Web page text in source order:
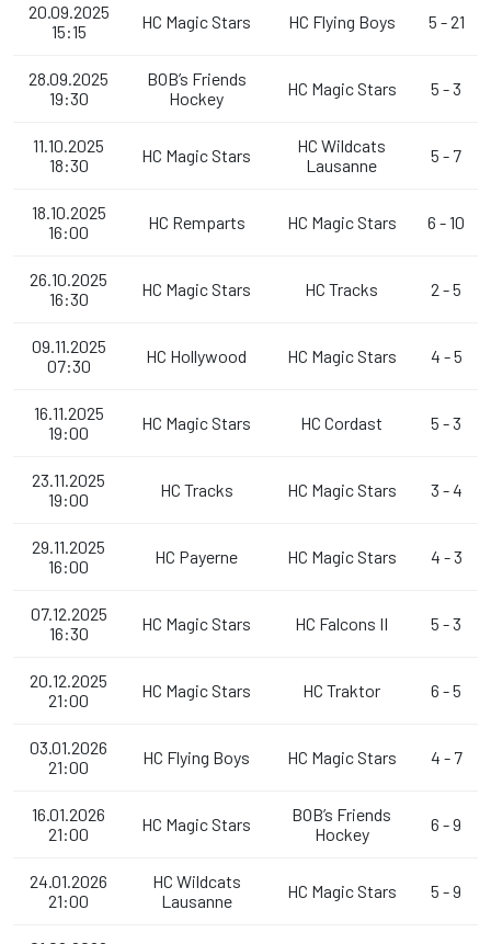
20.09.2025
15:15
HC Magic Stars HC Flying Boys 5 - 21
28.09.2025
19:30
BOB’s Friends
Hockey
HC Magic Stars 5 - 3
11.10.2025
18:30
HC Magic Stars
HC Wildcats
Lausanne
5 - 7
18.10.2025
16:00
HC Remparts HC Magic Stars 6 - 10
26.10.2025
16:30
HC Magic Stars HC Tracks 2 - 5
09.11.2025
07:30
HC Hollywood HC Magic Stars 4 - 5
16.11.2025
19:00
HC Magic Stars HC Cordast 5 - 3
23.11.2025
19:00
HC Tracks HC Magic Stars 3 - 4
29.11.2025
16:00
HC Payerne HC Magic Stars 4 - 3
07.12.2025
16:30
HC Magic Stars HC Falcons II 5 - 3
20.12.2025
21:00
HC Magic Stars HC Traktor 6 - 5
03.01.2026
21:00
HC Flying Boys HC Magic Stars 4 - 7
16.01.2026
21:00
HC Magic Stars
BOB’s Friends
Hockey
6 - 9
24.01.2026
21:00
HC Wildcats
Lausanne
HC Magic Stars 5 - 9